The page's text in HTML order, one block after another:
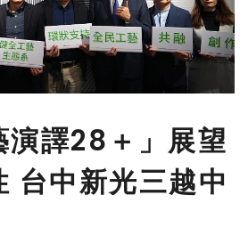
演譯28＋」展望
台中新光三越中